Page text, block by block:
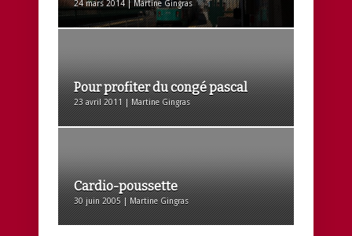
24 mars 2014 | Martine Gingras
Pour profiter du congé pascal
23 avril 2011 | Martine Gingras
Cardio-poussette
30 juin 2005 | Martine Gingras